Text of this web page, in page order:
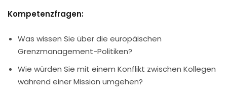
Kompetenzfragen:
Was wissen Sie über die europäischen
Grenzmanagement-Politiken?
Wie würden Sie mit einem Konflikt zwischen Kollegen
während einer Mission umgehen?